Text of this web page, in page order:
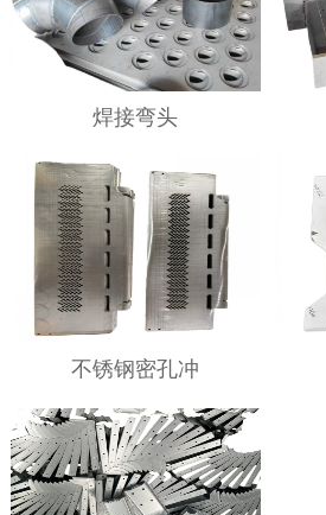
焊接弯头
不锈钢密孔冲